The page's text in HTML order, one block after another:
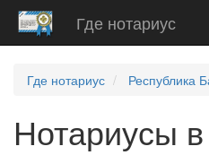
Где нотариус
Где нотариус Республика
Нотариусы